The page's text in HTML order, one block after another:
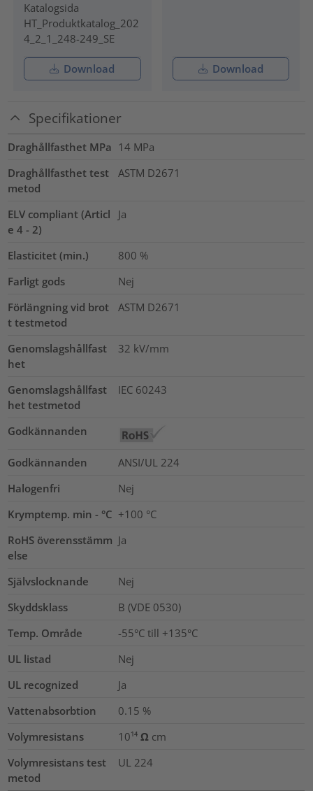
Katalogsida
HT_Produktkatalog_202
4_2_1_248-249_SE
Download Download
Specifikationer
Draghållfasthet MPa 14 MPa
Draghållfasthet test
metod
ASTM D2671
ELV compliant (Articl
e 4 - 2)
Ja
Elasticitet (min.) 800 %
Farligt gods
Nej
Förlängning vid brot
t testmetod
ASTM D2671
Genomslagshållfast
het
32 kV/mm
Genomslagshållfast
het testmetod
IEC 60243
Godkännanden
Godkännanden
ANSI/UL 224
Halogenfri
Nej
Krymptemp. min - °C +100 °C
RoHS överensstämm
else
Ja
Självslocknande
Nej
Skyddsklass
B (VDE 0530)
Temp. Område
-55°C till +135°C
UL listad
Nej
UL recognized
Ja
Vattenabsorbtion
0.15 %
Volymresistans
10¹⁴ Ω cm
Volymresistans test
metod
UL 224